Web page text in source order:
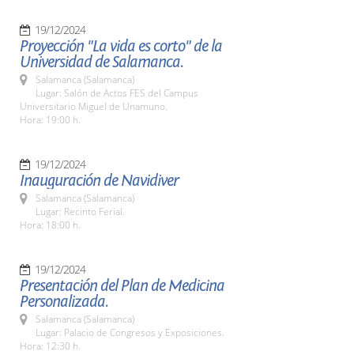
19/12/2024
Proyección "La vida es corto" de la
Universidad de Salamanca.
Salamanca (Salamanca)
Lugar: Salón de Actos FES del Campus
Universitario Miguel de Unamuno.
Hora: 19:00 h.
19/12/2024
Inauguración de Navidiver
Salamanca (Salamanca)
Lugar: Recinto Ferial.
Hora: 18:00 h.
19/12/2024
Presentación del Plan de Medicina
Personalizada.
Salamanca (Salamanca)
Lugar: Palacio de Congresos y Exposiciones.
Hora: 12:30 h.